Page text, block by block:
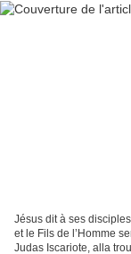
Jésus dit à ses
et le Fils de l’Homme
Judas Iscariote, alla